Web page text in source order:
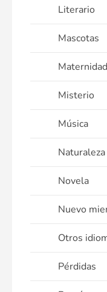
Literario
Mascotas
Maternidad
Misterio
Música
Naturaleza
Novela
Nuevo
Otros
Pérdidas